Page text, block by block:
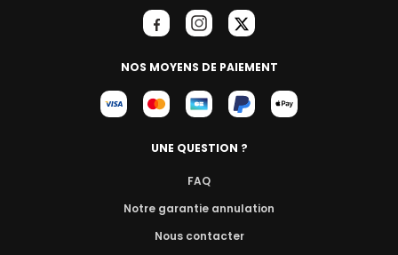
NOS MOYENS DE PAIEMENT
UNE QUESTION ?
FAQ
Notre garantie annulation
Nous contacter